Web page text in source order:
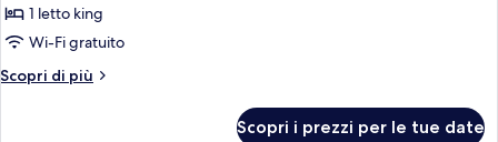
Club
Master
Ocean
1 letto king
Wi-Fi gratuito
Scopri di più
Altri
Scopri i prezzi per le tue date